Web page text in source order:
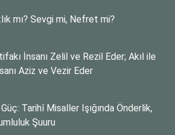
mı? Sevgi mi, Nefret mi?
İnsanı Zelil ve Rezil Eder; Akıl ile
Aziz ve Vezir Eder
Tarihî Misaller Işığında Önderlik,
Şuuru